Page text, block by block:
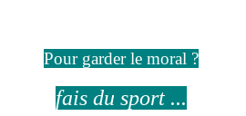
Pour garder le moral ?
fais du sport ...